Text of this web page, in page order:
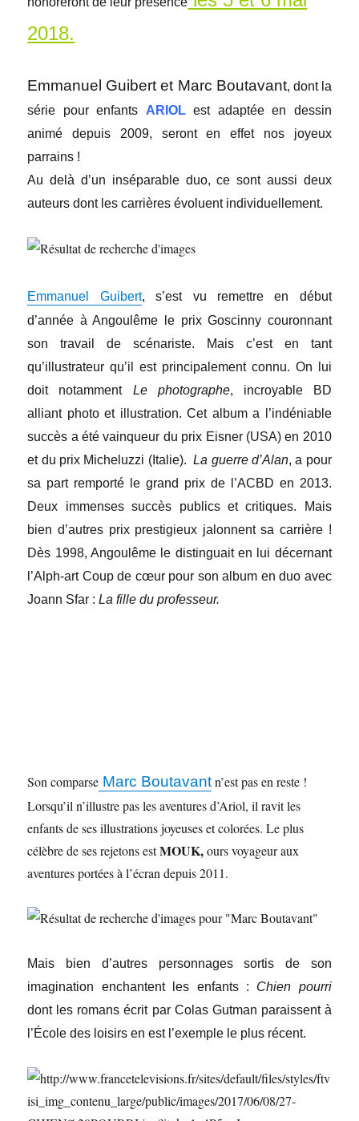
2018.
Emmanuel Guibert et Marc Boutavant, dont la
série pour enfants ARIOLest adaptée en dessin
animé depuis 2009, seront en effet nos joyeux
parrains !
Au delà d’un inséparable duo, ce sont aussi deux
auteurs dont les carrières évoluent individuellement.
Emmanuel Guibert, s’est vu remettre en début
d’année à Angoulême le prix Goscinny couronnant
son travail de scénariste. Mais c’est en tant
qu’illustrateur qu’il est principalement connu. On lui
doit notamment Le photographe, incroyable BD
alliant photo et illustration. Cet album a l’indéniable
succès a été vainqueur du prix Eisner (USA) en 2010
et du prix Micheluzzi (Italie).La guerre d’Alan, a pour
sa part remporté le grand prix de l’ACBD en 2013.
Deux immenses succès publics et critiques. Mais
bien d’autres prix prestigieux jalonnent sa carrière !
Dès 1998, Angoulême le distinguait en lui décernant
l’Alph-art Coup de cœur pour son album en duo avec
Joann Sfar : La fille du professeur.
Son comparse Marc Boutavantn’est pas en reste !
Lorsqu’il n’illustre pas les aventures d’Ariol, il ravit les
enfants de ses illustrations joyeuses et colorées. Le plus
célèbre de ses rejetons estMOUK,ours voyageur aux
aventures portées à l’écran depuis 2011.
Mais bien d’autres personnages sortis de son
imagination enchantent les enfants : Chien pourri
dont les romans écrit par Colas Gutman paraissent à
l’École des loisirs en est l’exemple le plus récent.